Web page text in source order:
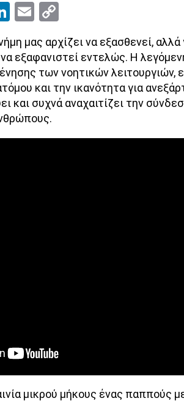
LinkedIn
Email
Link
μας αρχίζει να εξασθενεί, αλλά
εξαφανιστεί εντελώς. Η
των νοητικών λειτουργιών,
και την ικανότητα για
και συχνά αναχαιτίζει την
μικρού μήκους ένας παππούς